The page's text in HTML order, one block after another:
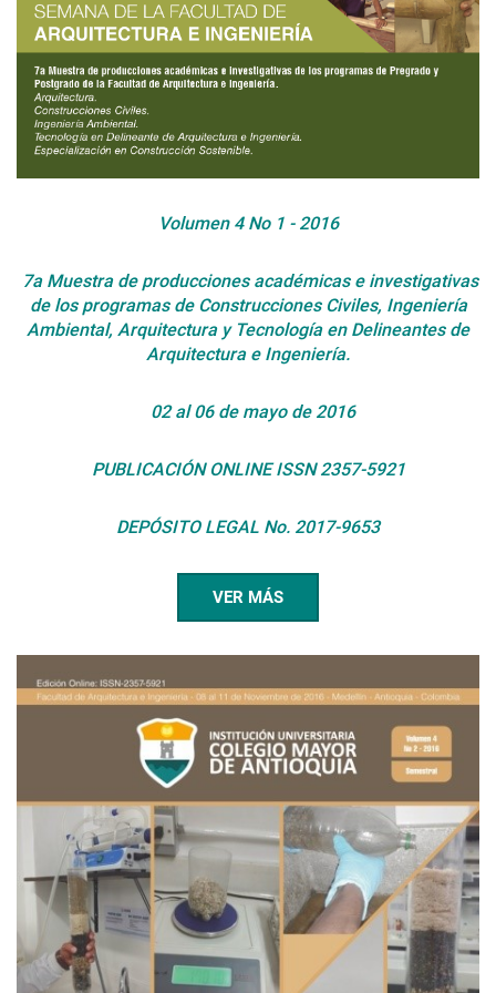
Volumen 4 No 1 - 2016
7a Muestra de producciones académicas e investigativas
de los programas de Construcciones Civiles, Ingeniería
Ambiental, Arquitectura y Tecnología en Delineantes de
Arquitectura e Ingeniería.
02 al 06 de mayo de 2016
PUBLICACIÓN ONLINE ISSN 2357-5921
DEPÓSITO LEGAL No. 2017-9653
VER MÁS